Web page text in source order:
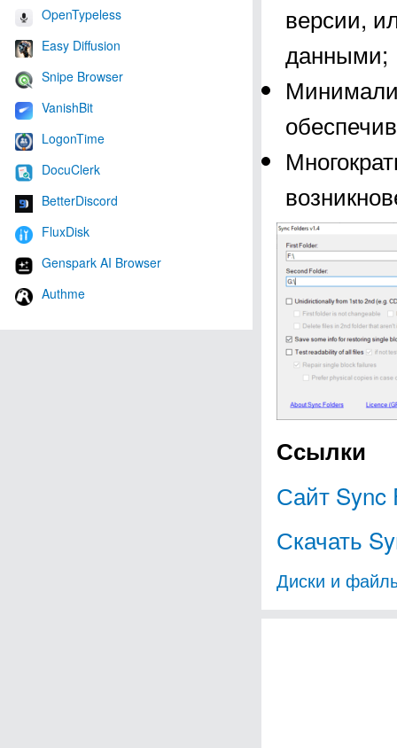
OpenTypeless
Easy Diffusion
Snipe Browser
VanishBit
LogonTime
DocuClerk
BetterDiscord
FluxDisk
Genspark AI Browser
Authme
версии,
данными;
Ссылки
Сайт Sync
Скачать
Диски и